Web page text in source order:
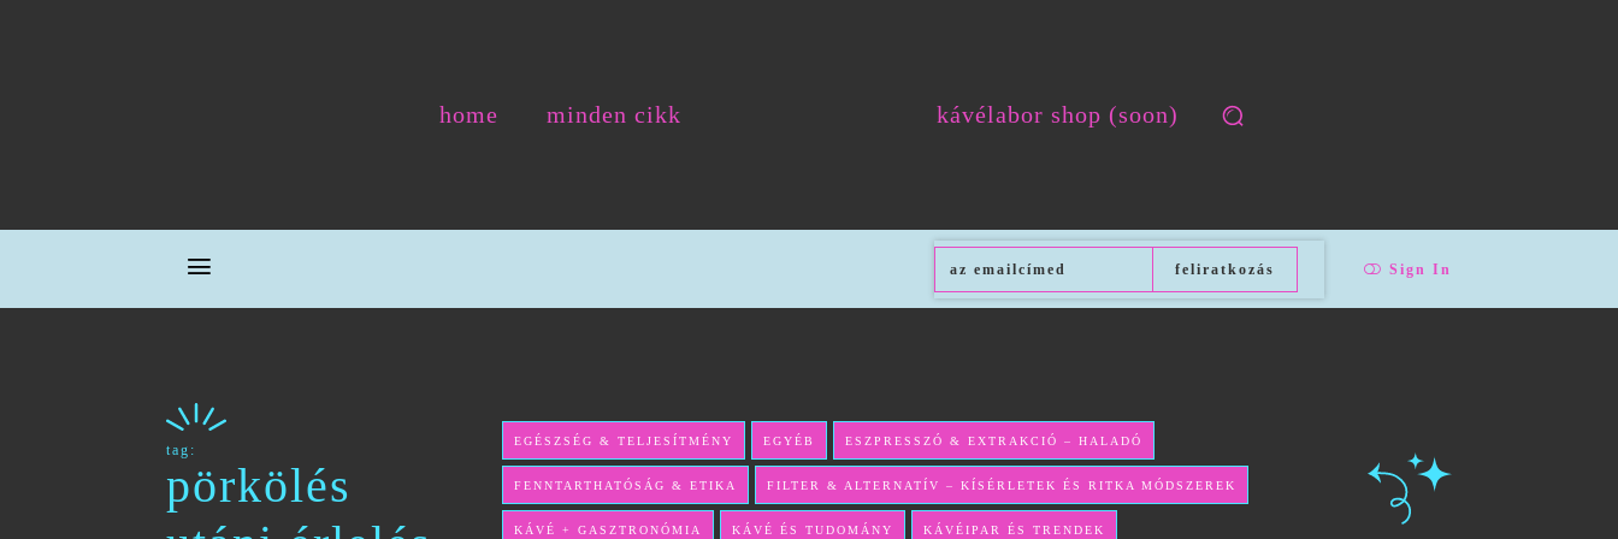
home minden cikk kávélabor shop (soon)
feliratkozás Sign In
tag:
pörkölés
EGÉSZSÉG & TELJESÍTMÉNY EGYÉB ESZPRESSZÓ & EXTRAKCIÓ – HALADÓ
FENNTARTHATÓSÁG & ETIKA FILTER & ALTERNATÍV – KÍSÉRLETEK ÉS RITKA MÓDSZEREK
KÁVÉ + GASZTRONÓMIA KÁVÉ ÉS TUDOMÁNY KÁVÉIPAR ÉS TRENDEK